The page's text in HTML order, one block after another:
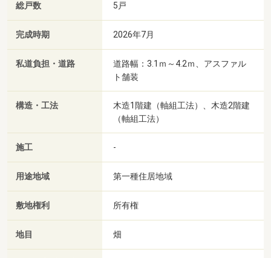
総戸数 5戸
完成時期 2026年7月
私道負担・道路
道路幅：3.1ｍ～4.2ｍ、アスファル
ト舗装
構造・工法
木造1階建（軸組工法）、木造2階建
（軸組工法）
施工 -
用途地域 第一種住居地域
敷地権利 所有権
地目 畑